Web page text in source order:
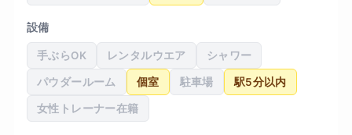
設備
手ぶらOK レンタルウエア シャワー
パウダールーム 個室 駐車場 駅5分以内
女性トレーナー在籍